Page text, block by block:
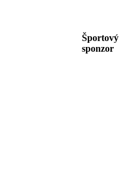
Športový
sponzor